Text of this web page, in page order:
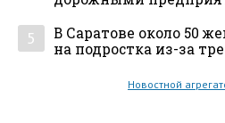
5
В Саратове около 50
на подростка из-за
Новостной